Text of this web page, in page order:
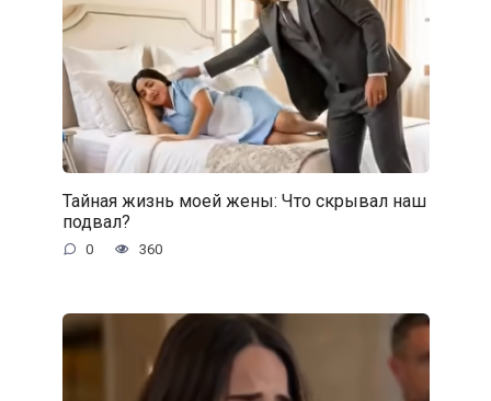
Тайная жизнь моей жены: Что скрывал наш
подвал?
0 360